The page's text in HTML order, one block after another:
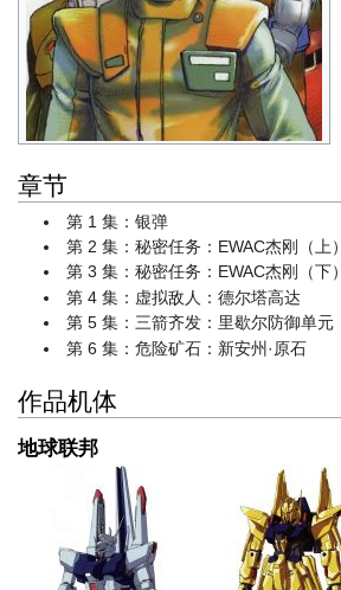
章节
第 1 集：银弹
第 2 集：秘密任务：EWAC杰刚（上）
第 3 集：秘密任务：EWAC杰刚（下）
第 4 集：虚拟敌人：德尔塔高达
第 5 集：三箭齐发：里歇尔防御单元
第 6 集：危险矿石：新安州·原石
作品机体
地球联邦